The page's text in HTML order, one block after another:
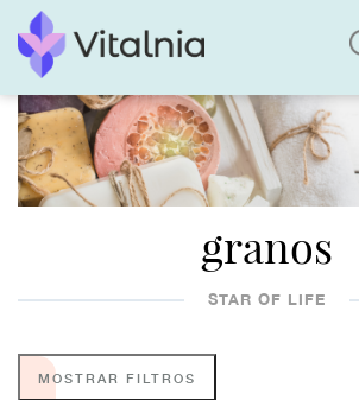
granos
STAR OF LIFE
MOSTRAR FILTROS